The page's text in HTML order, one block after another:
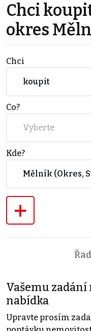
Chci
okres
Chci
koupit
Co?
Vyberte
Kde?
Mělník (Okres,
+
Vašemu
nabídka
Upravte prosím